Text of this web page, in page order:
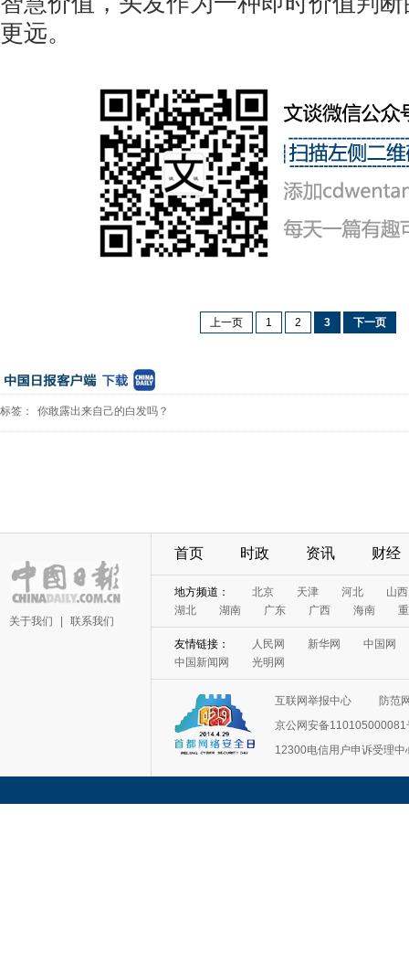
更远。
上一页 1 2 3 下一页
标签： 你敢露出来自己的白发吗？
关于我们 联系我们
首页 时政 资讯 财经
地方频道： 北京 天津 河北
山西
湖北
湖南 广东 广西 海南
友情链接： 人民网 新华网
中国网
中国新闻网
光明网
互联网举报中心
防范
京公网安备110105000081
12300电信用户申诉受理中